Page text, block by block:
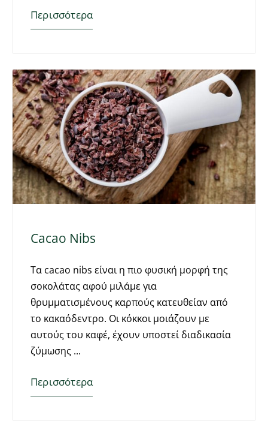
Περισσότερα
Cacao Nibs
Τα cacao nibs είναι η πιο φυσική μορφή της
σοκολάτας αφού μιλάμε για
θρυμματισμένους καρπούς κατευθείαν από
το κακαόδεντρο. Οι κόκκοι μοιάζουν με
αυτούς του καφέ, έχουν υποστεί διαδικασία
ζύμωσης
Περισσότερα